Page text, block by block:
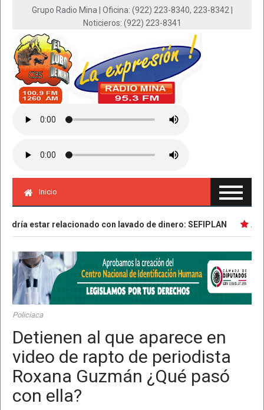
Grupo Radio Mina | Oficina: (922) 223-8340, 223-8342 |
Noticieros: (922) 223-8341
Inicio
estar relacionado con lavado de dinero: SEFIPLAN
Policiaca
Detienen al que aparece en
video de rapto de periodista
Roxana Guzmán ¿Qué pasó
con ella?